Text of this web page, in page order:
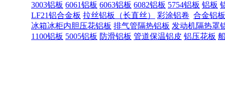
3003铝板 6061铝板 6063铝板 6082铝板 5754铝板 铝板
LF21铝合金板 拉丝铝板（长直丝） 彩涂铝卷 合金铝板
冰箱冰柜内胆压花铝板 排气管隔热铝板 发动机隔热罩
1100铝板 5005铝板 防滑铝板 管道保温铝皮 铝压花板